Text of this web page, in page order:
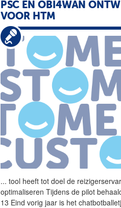
PSC EN OBI4WAN
VOOR HTM
... tool heeft tot doel de
optimaliseren Tijdens de pilot
13 Eind vorig jaar is het